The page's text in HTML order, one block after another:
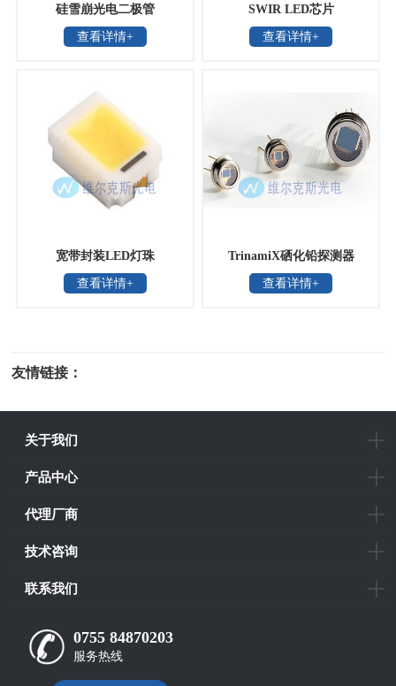
硅雪崩光电二极管
查看详情+
SWIR LED芯片
查看详情+
宽带封装LED灯珠
查看详情+
TrinamiX硒化铅探测器
查看详情+
友情链接：
关于我们
产品中心
代理厂商
技术咨询
联系我们
0755 84870203
服务热线